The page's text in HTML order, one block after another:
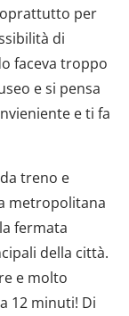
per
di
faceva troppo
e si pensa
e ti fa
treno e
metropolitana
fermata
della città.
e molto
12 minuti! Di